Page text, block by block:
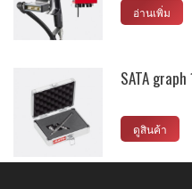
อ่านเพิ่ม
SATA
ดูสินค้า